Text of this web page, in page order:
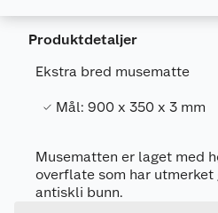
Produktdetaljer
Ekstra bred musematte
Mål: 900 x 350 x 3 mm
Musematten er laget med
overflate som har
antiskli bunn.
Leverandørens
Bruttovekt